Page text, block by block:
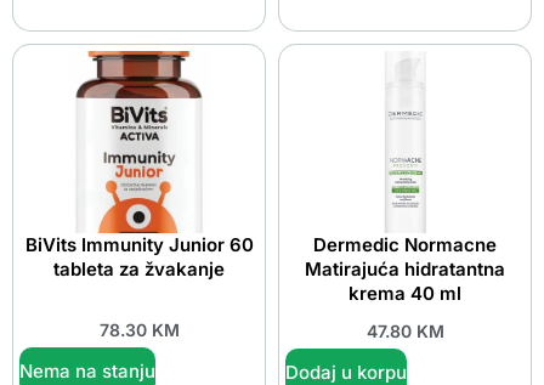
BiVits Immunity Junior 60
tableta za žvakanje
78.30 KM
Nema na stanju
Dermedic Normacne
Matirajuća hidratantna
krema 40 ml
47.80 KM
Dodaj u korpu